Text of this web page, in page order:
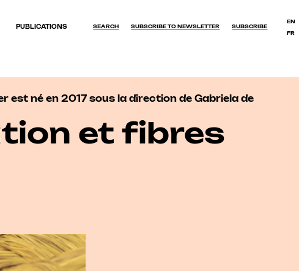
PUBLICATIONS SEARCH SUBSCRIBE TO NEWSLETTER SUBSCRIBE
EN
FR
est né en 2017 sous la direction de Gabriela de
et fibres